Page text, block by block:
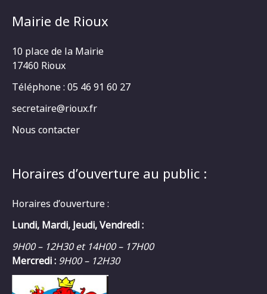
Mairie de Rioux
10 place de la Mairie
17460 Rioux
Téléphone : 05 46 91 60 27
secretaire@rioux.fr
Nous contacter
Horaires d’ouverture au public :
Horaires d’ouverture :
Lundi, Mardi, Jeudi, Vendredi :
9H00 – 12H30 et 14H00 – 17H00
Mercredi : 9H00 – 12H30